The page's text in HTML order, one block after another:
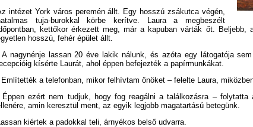
intézet York város peremén állt. Egy hosszú zsákutca végén,
tuja-burokkal körbe kerítve. Laura a megbeszélt
kettőkor érkezett meg, már a kapuban várták őt. Beljebb,
hosszú, fehér épület állt.
A nagynénje lassan 20 éve lakik nálunk, és azóta egy látogatója
kísérte Laurát, ahol éppen befejezték a papírmunkákat.
a telefonban, mikor felhívtam önöket – felelte Laura,
Éppen ezért nem tudjuk, hogy fog reagálni a találkozásra –
amin keresztül ment, az egyik legjobb magatartású betegünk.
kiértek a padokkal teli, árnyékos belső udvarra.